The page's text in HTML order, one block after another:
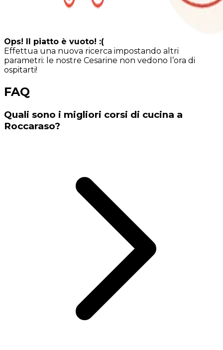
Ops! Il piatto è vuoto! :(
Effettua una nuova ricerca impostando altri
parametri: le nostre Cesarine non vedono l’ora di
ospitarti!
FAQ
Quali sono i migliori corsi di cucina a
Roccaraso?